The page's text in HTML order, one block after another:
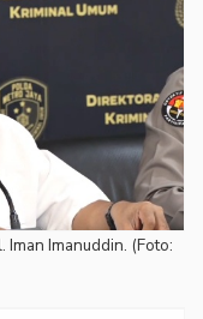
Iman Imanuddin. (Foto: